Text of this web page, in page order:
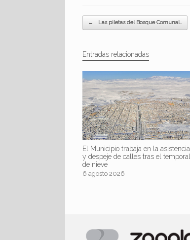
Navegador de artículos
← Las piletas del Bosque Comunal…
Entradas relacionadas
El Municipio trabaja en la asistencia
y despeje de calles tras el temporal
de nieve
6 agosto 2026